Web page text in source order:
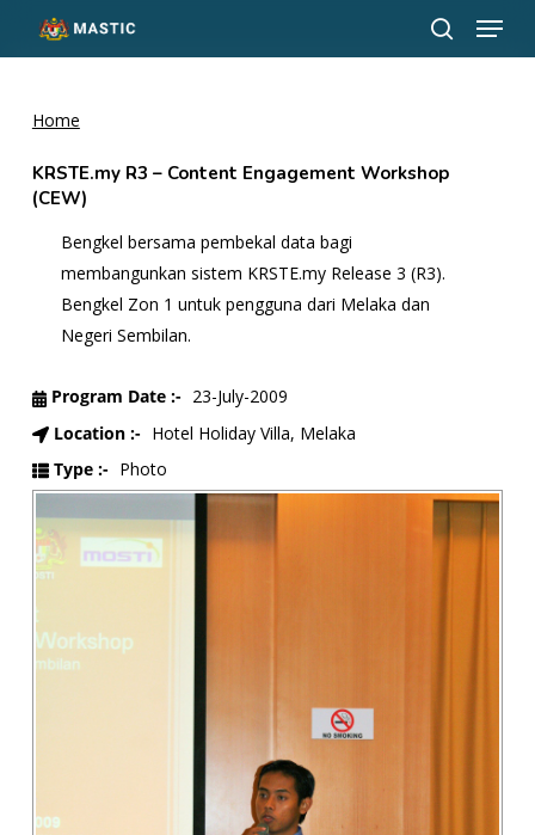
search
Menu
Home
KRSTE.my R3 – Content Engagement Workshop
(CEW)
Bengkel bersama pembekal data bagi
membangunkan sistem KRSTE.my Release 3 (R3).
Bengkel Zon 1 untuk pengguna dari Melaka dan
Negeri Sembilan.
Program Date :- 23-July-2009
Location :- Hotel Holiday Villa, Melaka
Type :- Photo